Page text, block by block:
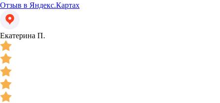
Отзыв в Яндекс.Картах
Екатерина П.